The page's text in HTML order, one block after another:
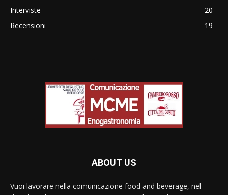
Interviste
20
Recensioni
19
ABOUT US
Vuoi lavorare nella comunicazione food and beverage, nel